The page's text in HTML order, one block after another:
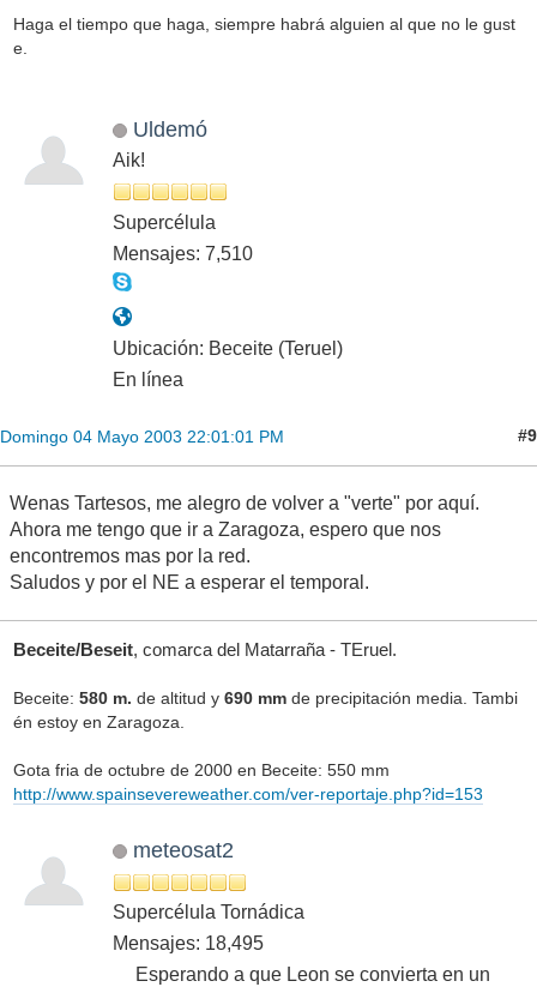
Haga el tiempo que haga, siempre habrá alguien al que no le gust
e.
Uldemó
Aik!
Supercélula
Mensajes: 7,510
Ubicación: Beceite (Teruel)
En línea
Domingo 04 Mayo 2003 22:01:01 PM #9
Wenas Tartesos, me alegro de volver a "verte" por aquí.
Ahora me tengo que ir a Zaragoza, espero que nos
encontremos mas por la red.
Saludos y por el NE a esperar el temporal.
Beceite/Beseit, comarca del Matarraña - TEruel.
Beceite: 580 m. de altitud y 690 mmde precipitación media. Tambi
én estoy en Zaragoza.
Gota fria de octubre de 2000 en Beceite: 550 mm
http://www.spainsevereweather.com/ver-reportaje.php?id=153
meteosat2
Supercélula Tornádica
Mensajes: 18,495
Esperando a que Leon se convierta en un